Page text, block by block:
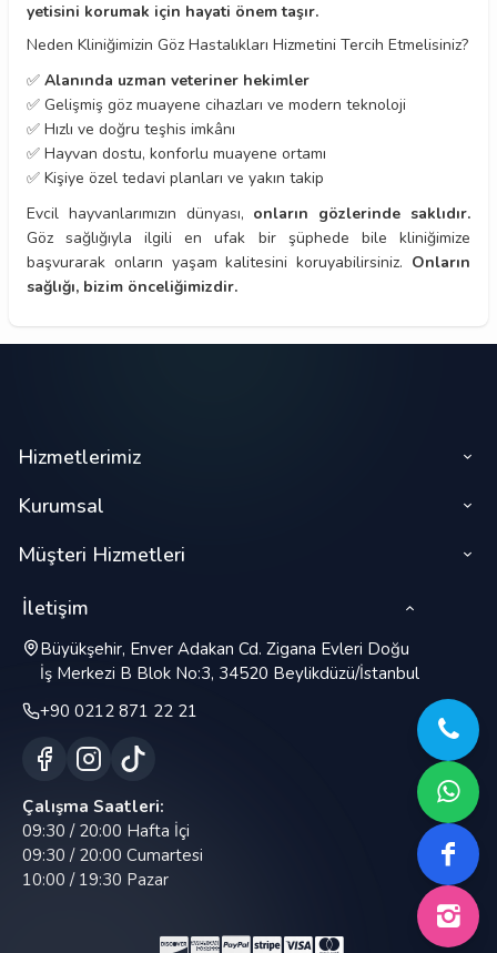
yetisini korumak için hayati önem taşır.
Neden Kliniğimizin Göz Hastalıkları Hizmetini Tercih Etmelisiniz?
✅ Alanında uzman veteriner hekimler
✅ Gelişmiş göz muayene cihazları ve modern teknoloji
✅ Hızlı ve doğru teşhis imkânı
✅ Hayvan dostu, konforlu muayene ortamı
✅ Kişiye özel tedavi planları ve yakın takip
Evcil hayvanlarımızın dünyası, onların gözlerinde saklıdır.
Göz sağlığıyla ilgili en ufak bir şüphede bile kliniğimize
başvurarak onların yaşam kalitesini koruyabilirsiniz. Onların
sağlığı, bizim önceliğimizdir.
Hizmetlerimiz
Kurumsal
Müşteri Hizmetleri
İletişim
Büyükşehir, Enver Adakan Cd. Zigana Evleri Doğu
İş Merkezi B Blok No:3, 34520 Beylikdüzü/İstanbul
+90 0212 871 22 21
Çalışma Saatleri:
09:30 / 20:00 Hafta İçi
09:30 / 20:00 Cumartesi
10:00 / 19:30 Pazar